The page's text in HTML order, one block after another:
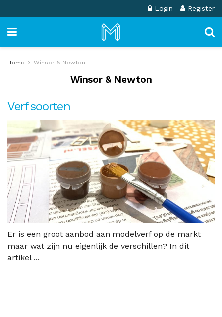
Login Register
Home Winsor & Newton
Winsor & Newton
Verfsoorten
Er is een groot aanbod aan modelverf op de markt
maar wat zijn nu eigenlijk de verschillen? In dit
artikel ...